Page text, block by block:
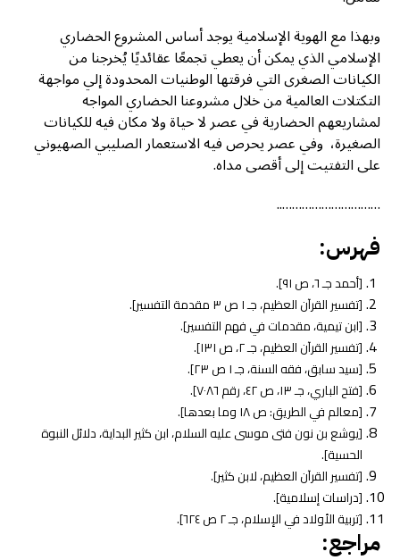
وبهذا مع الهوية الإسلامية يوجد أساس المشروع الحضاري
الإسلامي الذي يمكن أن يعطي تجمعًا عقائديًا يُخرجنا من
الكيانات الصغرى التي فرقتها الوطنيات المحدودة إلي مواجهة
التكتلات العالمية من خلال مشروعنا الحضاري المواجه
لمشاريعهم الحضارية في عصر لا حياة ولا مكان فيه للكيانات
الصغيرة، وفي عصر يحرص فيه الاستعمار الصليبي الصهيوني
على التفتيت إلى أقصى مداه.
…………………………..
فهرس:
[أحمد جـ ٦، ص ٩١].
[تفسير القرآن العظيم، جـ ١ ص ٣ مقدمة التفسير].
[ابن تيمية، مقدمات في فهم التفسير].
[تفسير القرآن العظيم، جـ ٢، ص ١٣١].
[سيد سابق، فقه السنة، جـ ١ ص ٢٣].
[فتح الباري، جـ ١٣، ص ٤٢، رقم ٧٠٨٦].
[معالم في الطريق: ص ١٨ وما بعدها].
[يوشع بن نون فتى موسى عليه السلام، ابن كثير البداية، دلائل النبوة
الحسية].
[تفسير القرآن العظيم، لابن كثير].
[دراسات إسلامية].
[تربية الأولاد في الإسلام، جـ ٢ ص ٦٢٤].
مراجع: